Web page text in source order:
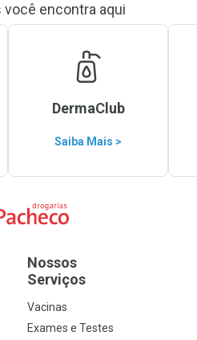
encontra aqui
DermaClub
Saiba Mais >
Home
Nossos
Serviços
Vacinas
Exames e Testes